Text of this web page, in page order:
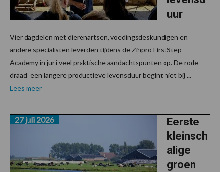
uur
Vier dagdelen met dierenartsen, voedingsdeskundigen en
andere specialisten leverden tijdens de Zinpro FirstStep
Academy in juni veel praktische aandachtspunten op. De rode
draad: een langere productieve levensduur begint niet bij ...
Lees meer
Eerste
kleinsch
alige
groen
27 juli 2026